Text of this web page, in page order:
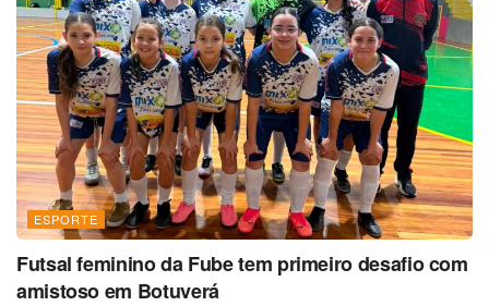
ESPORTE
Futsal feminino da Fube tem primeiro desafio com
amistoso em Botuverá